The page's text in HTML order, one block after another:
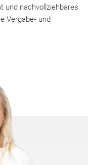
und nachvollziehbares
Vergabe‑ und